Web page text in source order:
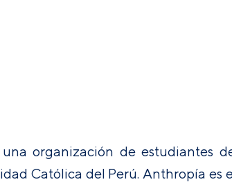
organización de estudiantes
Católica del Perú. Anthropía